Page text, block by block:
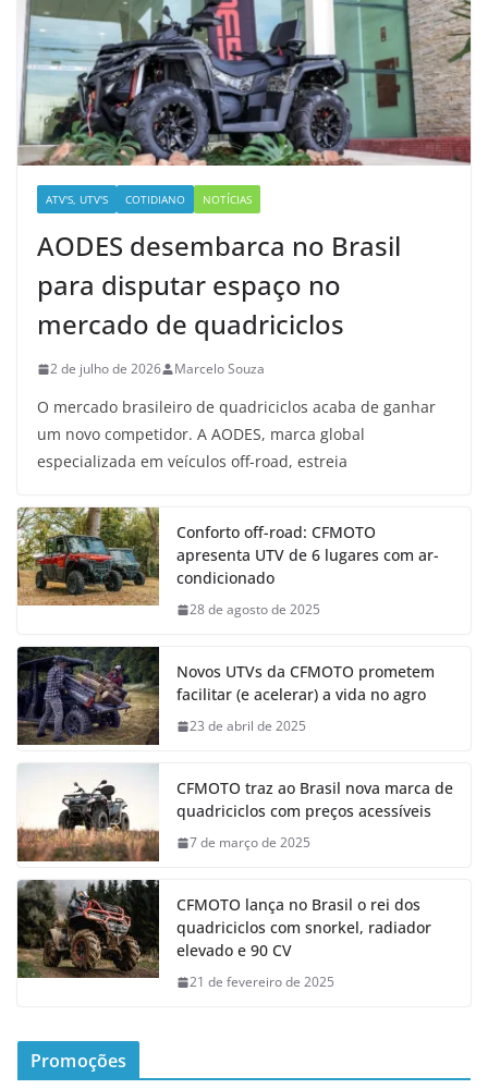
ATV'S, UTV'S COTIDIANO NOTÍCIAS
AODES desembarca no Brasil
para disputar espaço no
mercado de quadriciclos
2 de julho de 2026 Marcelo Souza
O mercado brasileiro de quadriciclos acaba de ganhar
um novo competidor. A AODES, marca global
especializada em veículos off-road, estreia
Conforto off-road: CFMOTO
apresenta UTV de 6 lugares com ar-
condicionado
28 de agosto de 2025
Novos UTVs da CFMOTO prometem
facilitar (e acelerar) a vida no agro
23 de abril de 2025
CFMOTO traz ao Brasil nova marca de
quadriciclos com preços acessíveis
7 de março de 2025
CFMOTO lança no Brasil o rei dos
quadriciclos com snorkel, radiador
elevado e 90 CV
21 de fevereiro de 2025
Promoções